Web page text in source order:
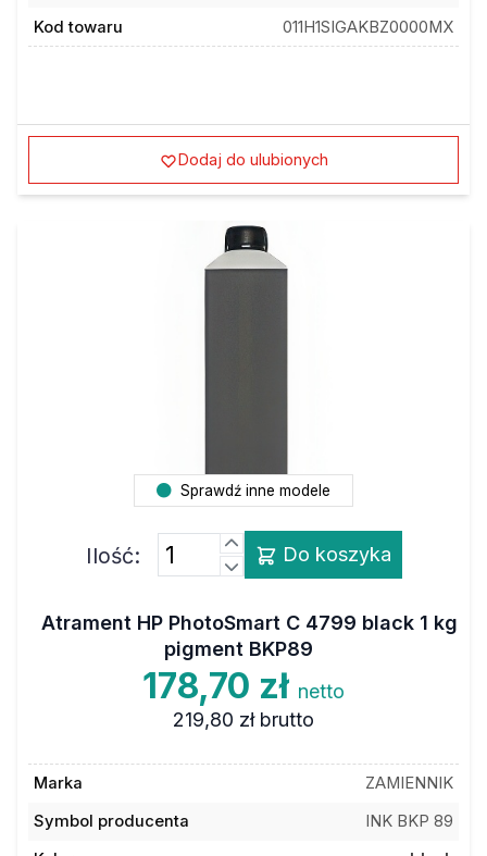
Kod towaru
011H1SIGAKBZ0000MX
Dodaj do ulubionych
Sprawdź inne modele
Ilość: Do koszyka
Atrament HP PhotoSmart C 4799 black 1 kg
pigment BKP89
178,70 zł netto
219,80 zł brutto
Marka
ZAMIENNIK
Symbol producenta
INK BKP 89